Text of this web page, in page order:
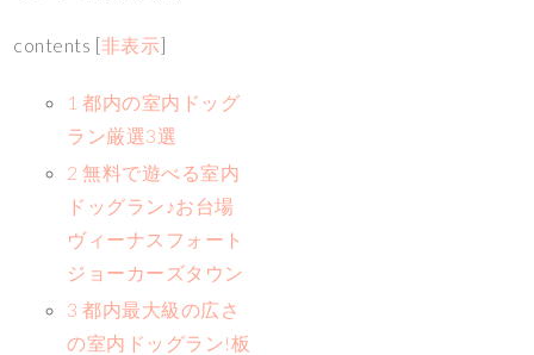
contents [非表示]
1 都内の室内ドッグ
ラン厳選3選
2 無料で遊べる室内
ドッグラン♪お台場
ヴィーナスフォート
ジョーカーズタウン
3 都内最大級の広さ
の室内ドッグラン!板